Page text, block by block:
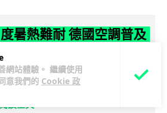
網站體驗。 繼續使用
意我們的 Cookie 政
暑熱難耐 德國空調普及
續忍的最大原因
調普及率僅 3%，課室溫度逼近 40 度，
至約 9,800 人。德國及鄰國法國長期
讀全文